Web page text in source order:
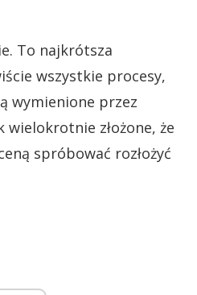
To najkrótsza
wszystkie procesy,
wymienione przez
wielokrotnie złożone, że
spróbować rozłożyć